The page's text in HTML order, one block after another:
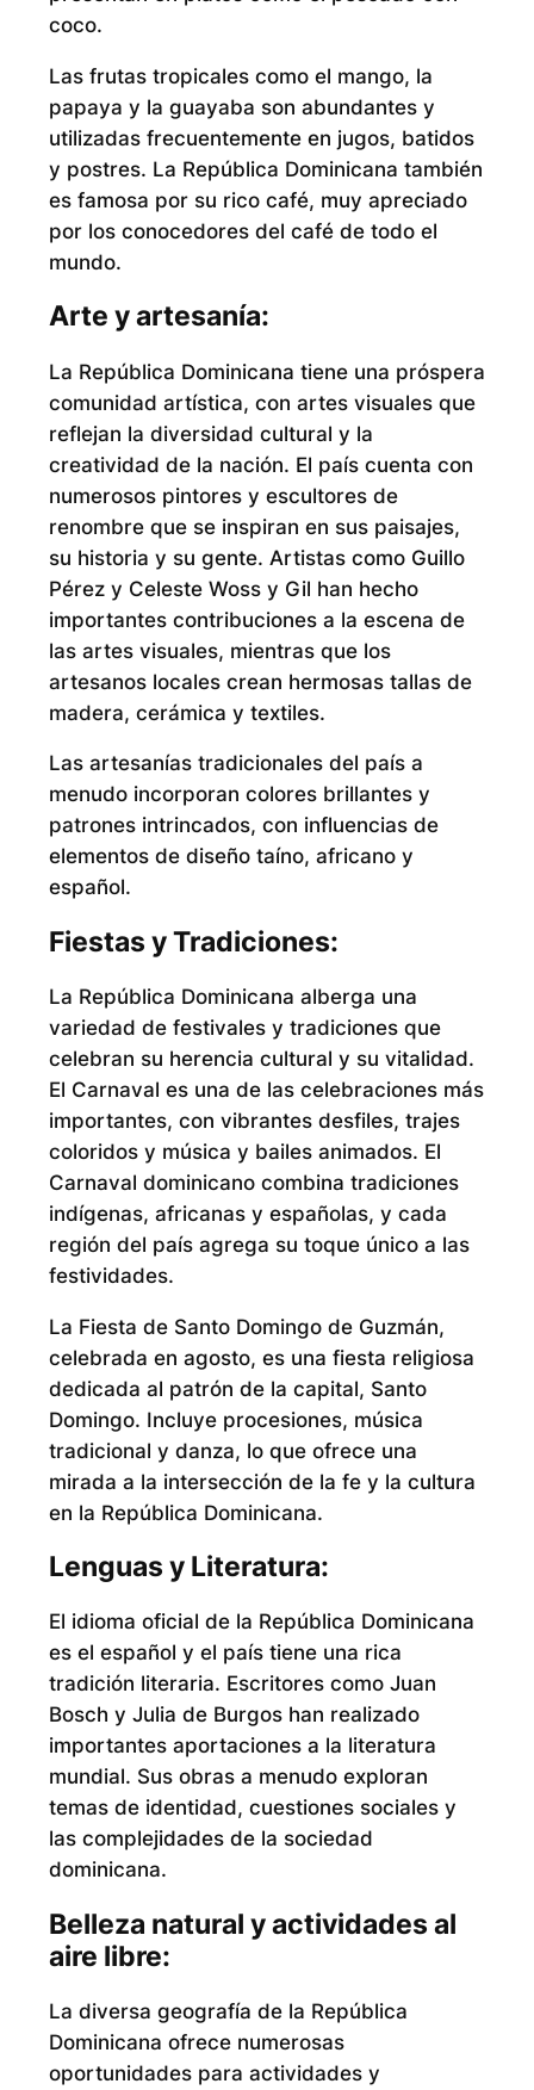
coco.
Las frutas tropicales como el mango, la
papaya y la guayaba son abundantes y
utilizadas frecuentemente en jugos, batidos
y postres. La República Dominicana también
es famosa por su rico café, muy apreciado
por los conocedores del café de todo el
mundo.
Arte y artesanía:
La República Dominicana tiene una próspera
comunidad artística, con artes visuales que
reflejan la diversidad cultural y la
creatividad de la nación. El país cuenta con
numerosos pintores y escultores de
renombre que se inspiran en sus paisajes,
su historia y su gente. Artistas como Guillo
Pérez y Celeste Woss y Gil han hecho
importantes contribuciones a la escena de
las artes visuales, mientras que los
artesanos locales crean hermosas tallas de
madera, cerámica y textiles.
Las artesanías tradicionales del país a
menudo incorporan colores brillantes y
patrones intrincados, con influencias de
elementos de diseño taíno, africano y
español.
Fiestas y Tradiciones:
La República Dominicana alberga una
variedad de festivales y tradiciones que
celebran su herencia cultural y su vitalidad.
El Carnaval es una de las celebraciones más
importantes, con vibrantes desfiles, trajes
coloridos y música y bailes animados. El
Carnaval dominicano combina tradiciones
indígenas, africanas y españolas, y cada
región del país agrega su toque único a las
festividades.
La Fiesta de Santo Domingo de Guzmán,
celebrada en agosto, es una fiesta religiosa
dedicada al patrón de la capital, Santo
Domingo. Incluye procesiones, música
tradicional y danza, lo que ofrece una
mirada a la intersección de la fe y la cultura
en la República Dominicana.
Lenguas y Literatura:
El idioma oficial de la República Dominicana
es el español y el país tiene una rica
tradición literaria. Escritores como Juan
Bosch y Julia de Burgos han realizado
importantes aportaciones a la literatura
mundial. Sus obras a menudo exploran
temas de identidad, cuestiones sociales y
las complejidades de la sociedad
dominicana.
Belleza natural y actividades al
aire libre:
La diversa geografía de la República
Dominicana ofrece numerosas
oportunidades para actividades y